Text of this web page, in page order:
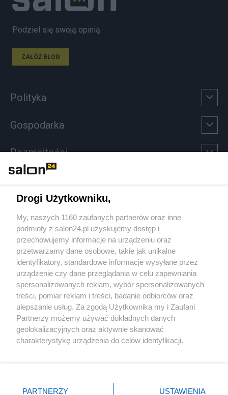
Podziel się swoją opinią
ZAŁÓŻ BLOG
Polityka
Gospodarka
Rozmaitości
Sport
Społeczeństwo
Kultura
X Facebook Instagram Youtube
Drogi Użytkowniku,
My, naszych 1160 zaufanych partnerów oraz inne
podmioty z salon24.pl uzyskujemy dostęp i
przechowujemy informacje na urządzeniu oraz
przetwarzamy dane osobowe, takie jak unikalne
identyfikatory, standardowe informacje wysyłane przez
urządzenie czy dane przeglądania w celu zapewniania
spersonalizowanych reklam, wybór spersonalizowanych
treści, pomiar reklam i treści, badanie odbiorców oraz
ulepszanie usług. Za zgodą Użytkownika my i Zaufani
Partnerzy możemy używać dokładnych danych
geolokalizacyjnych oraz aktywnie skanować
charakterystykę urządzenia do celów identyfikacji.
zmienić/wycofać klikając przycisk ustawień prywatności
PARTNERZY USTAWIENIA